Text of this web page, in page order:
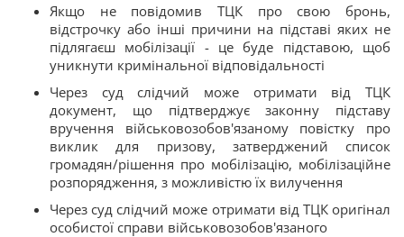
Якщо не повідомив ТЦК про свою бронь,
відстрочку або інші причини на підставі яких не
підлягаєш мобілізації - це буде підставою, щоб
уникнути кримінальної відповідальності
Через суд слідчий може отримати від ТЦК
документ, що підтверджує законну підставу
вручення військовозобов'язаному повістку про
виклик для призову, затверджений список
громадян/рішення про мобілізацію, мобілізаційне
розпорядження, з можливістю їх вилучення
Через суд слідчий може отримати від ТЦК оригінал
особистої справи військовозобов'язаного